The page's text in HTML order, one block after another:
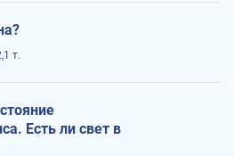
т.
Есть ли свет в